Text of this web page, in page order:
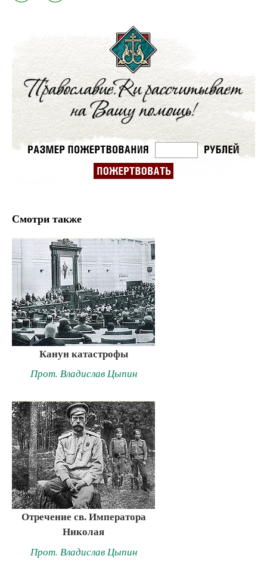
Смотри также
Канун катастрофы
Прот. Владислав Цыпин
Отречение св. Императора
Николая
Прот. Владислав Цыпин